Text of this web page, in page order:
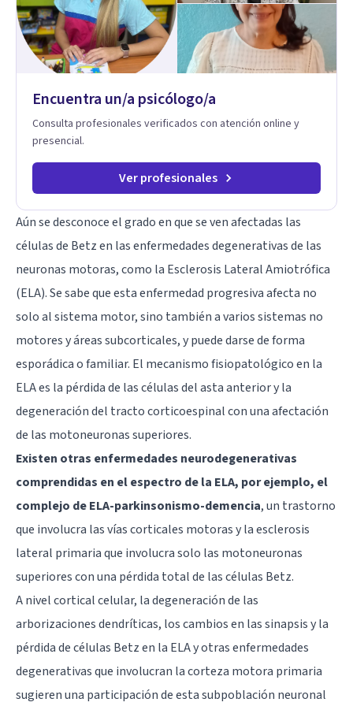
Encuentra un/a psicólogo/a
Consulta profesionales verificados con atención online y
presencial.
Ver profesionales
Aún se desconoce el grado en que se ven afectadas las
células de Betz en las enfermedades degenerativas de las
neuronas motoras, como la Esclerosis Lateral Amiotrófica
(ELA). Se sabe que esta enfermedad progresiva afecta no
solo al sistema motor, sino también a varios sistemas no
motores y áreas subcorticales, y puede darse de forma
esporádica o familiar. El mecanismo fisiopatológico en la
ELA es la pérdida de las células del asta anterior y la
degeneración del tracto corticoespinal con una afectación
de las motoneuronas superiores.
Existen otras enfermedades neurodegenerativas
comprendidas en el espectro de la ELA, por ejemplo, el
complejo de ELA-parkinsonismo-demencia, un trastorno
que involucra las vías corticales motoras y la esclerosis
lateral primaria que involucra solo las motoneuronas
superiores con una pérdida total de las células Betz.
A nivel cortical celular, la degeneración de las
arborizaciones dendríticas, los cambios en las sinapsis y la
pérdida de células Betz en la ELA y otras enfermedades
degenerativas que involucran la corteza motora primaria
sugieren una participación de esta subpoblación neuronal